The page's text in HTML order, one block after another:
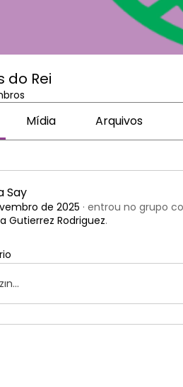
do Rei
Mídia Arquivos
Say
de 2025 · entrou no grupo
Gutierrez Rodriguez.